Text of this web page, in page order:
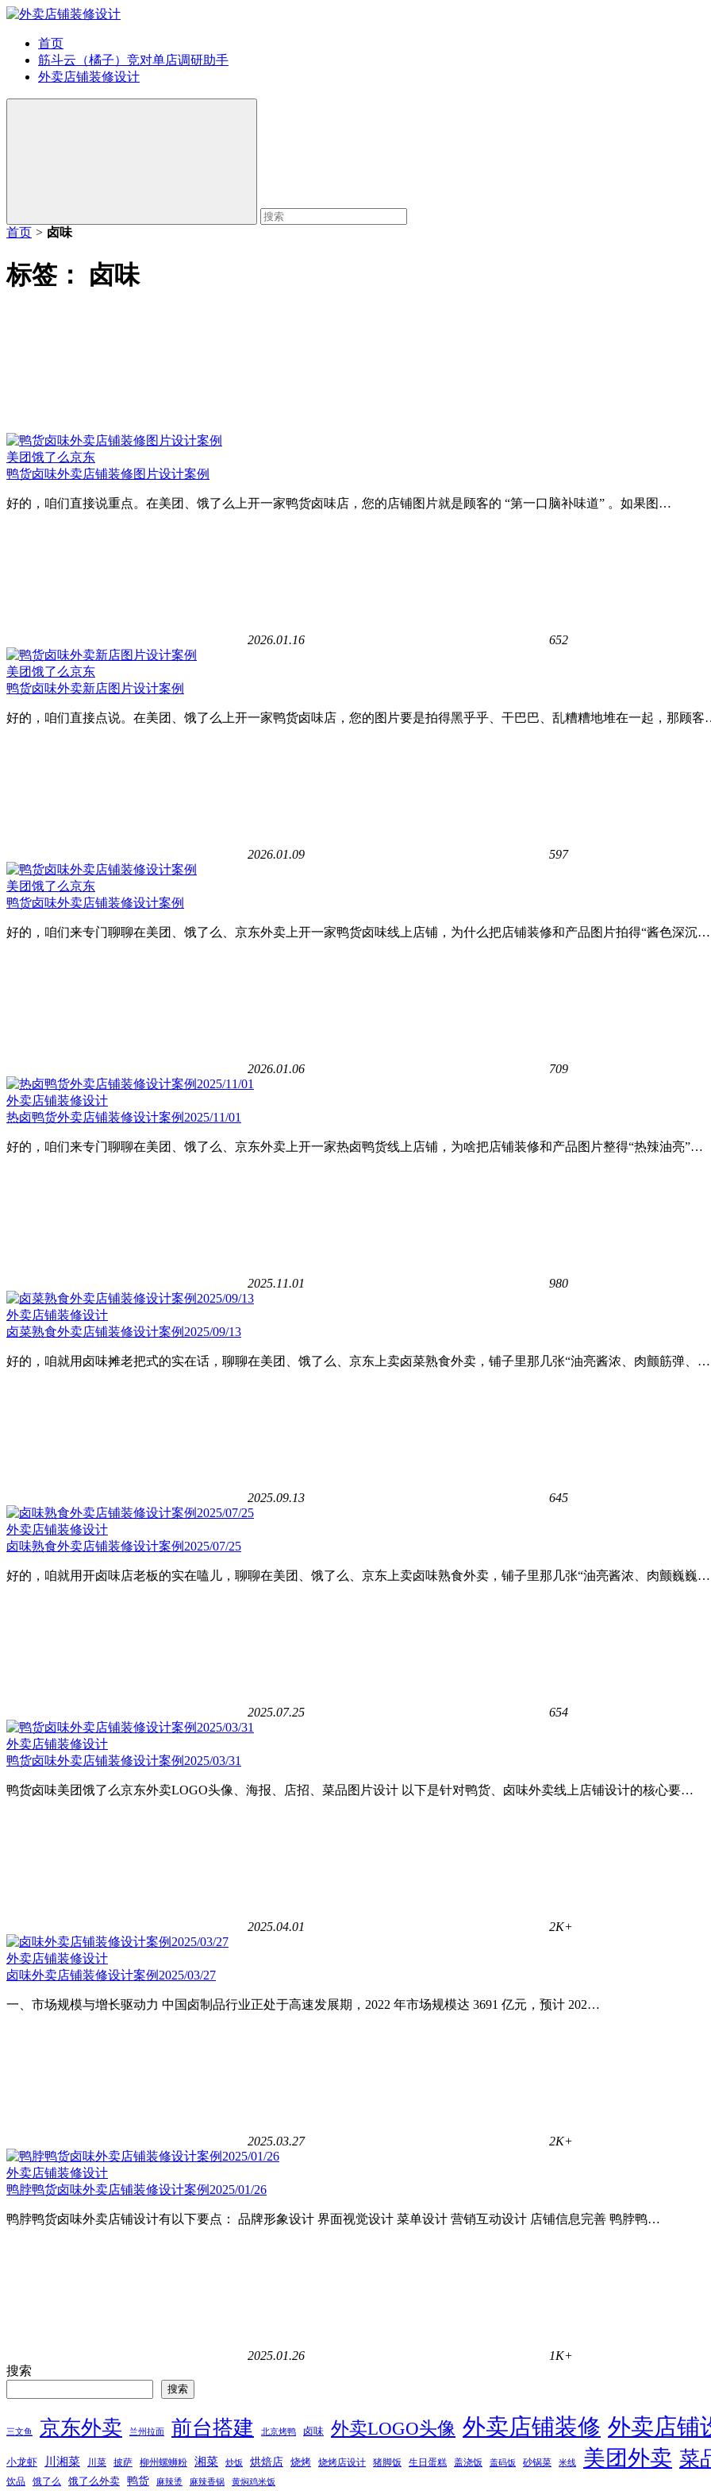
首页
筋斗云（橘子）竞对单店调研助手
外卖店铺装修设计
首页 > 卤味
标签： 卤味
美团饿了么京东
鸭货卤味外卖店铺装修图片设计案例
好的，咱们直接说重点。在美团、饿了么上开一家鸭货卤味店，您的店铺图片就是顾客的 “第一口脑补味道”​ 。如果图…
2026.01.16 652
美团饿了么京东
鸭货卤味外卖新店图片设计案例
好的，咱们直接点说。在美团、饿了么上开一家鸭货卤味店，您的图片要是拍得黑乎乎、干巴巴、乱糟糟地堆在一起，那顾
2026.01.09 597
美团饿了么京东
鸭货卤味外卖店铺装修设计案例
好的，咱们来专门聊聊在美团、饿了么、京东外卖上开一家鸭货卤味线上店铺，为什么把店铺装修和产品图片拍得“酱色深沉…
2026.01.06 709
外卖店铺装修设计
热卤鸭货外卖店铺装修设计案例2025/11/01
好的，咱们来专门聊聊在美团、饿了么、京东外卖上开一家热卤鸭货线上店铺，为啥把店铺装修和产品图片整得“热辣油亮”…
2025.11.01 980
外卖店铺装修设计
卤菜熟食外卖店铺装修设计案例2025/09/13
好的，咱就用卤味摊老把式的实在话，聊聊在美团、饿了么、京东上卖卤菜熟食外卖，铺子里那几张“油亮酱浓、肉颤筋弹、…
2025.09.13 645
外卖店铺装修设计
卤味熟食外卖店铺装修设计案例2025/07/25
好的，咱就用开卤味店老板的实在嗑儿，聊聊在美团、饿了么、京东上卖卤味熟食外卖，铺子里那几张“油亮酱浓、肉颤巍巍…
2025.07.25 654
外卖店铺装修设计
鸭货卤味外卖店铺装修设计案例2025/03/31
鸭货卤味美团饿了么京东外卖LOGO头像、海报、店招、菜品图片设计 以下是针对鸭货、卤味外卖线上店铺设计的核心要…
2025.04.01 2K+
外卖店铺装修设计
卤味外卖店铺装修设计案例2025/03/27
一、市场规模与增长驱动力 中国卤制品行业正处于高速发展期，2022 年市场规模达 3691 亿元，预计 202…
2025.03.27 2K+
外卖店铺装修设计
鸭脖鸭货卤味外卖店铺装修设计案例2025/01/26
鸭脖鸭货卤味外卖店铺设计有以下要点： 品牌形象设计 界面视觉设计 菜单设计 营销互动设计 店铺信息完善 鸭脖鸭…
2025.01.26
1K+
搜索
搜索
三文鱼 京东外卖 兰州拉面 前台搭建 北京烤鸭 卤味 外卖LOGO头像 外卖店铺装修 外卖店铺
小龙虾 川湘菜 川菜 披萨 柳州螺蛳粉 湘菜 炒饭 烘焙店 烧烤 烧烤店设计 猪脚饭 生日蛋糕 盖浇饭 盖码饭 砂锅菜 米线 美团外卖 菜
饮品 饿了么 饿了么外卖 鸭货 麻辣烫 麻辣香锅 黄焖鸡米饭